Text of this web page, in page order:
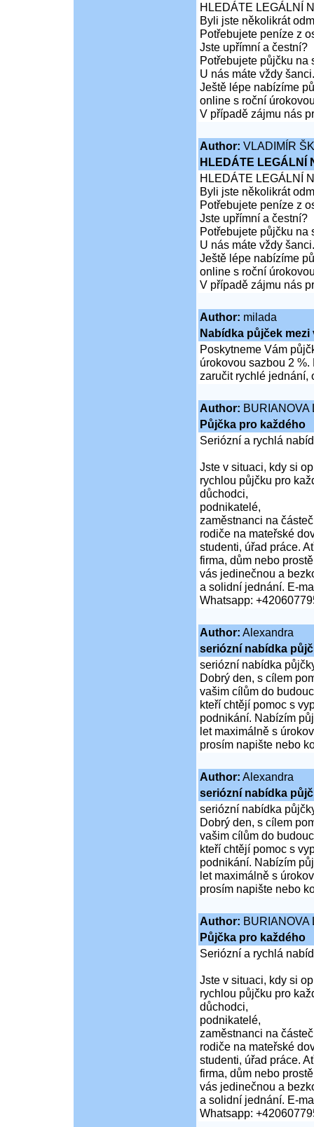
HLEDÁTE LEGÁLNÍ
Byli jste několikrát
Potřebujete peníze z
Jste upřímní a čestní?
Potřebujete půjčku na
U nás máte vždy šanci.
Ještě lépe nabízíme
online s roční
V případě zájmu nás
Author: VLADIMÍR
HLEDÁTE LEGÁLNÍ
HLEDÁTE LEGÁLNÍ
Byli jste několikrát
Potřebujete peníze z
Jste upřímní a čestní?
Potřebujete půjčku na
U nás máte vždy šanci.
Ještě lépe nabízíme
online s roční
V případě zájmu nás
Author: milada
Nabídka půjček mezi
Poskytneme Vám
úrokovou sazbou 2
zaručit rychlé jednání,
Author: BURIANOVA
Půjčka pro každého
Seriózní a rychlá
Jste v situaci, kdy si
rychlou půjčku pro
důchodci,
podnikatelé,
zaměstnanci na
rodiče na mateřské
studenti, úřad práce.
firma, dům nebo
vás jedinečnou a
a solidní jednání. E-
Whatsapp:
Author: Alexandra
seriózní nabídka
seriózní nabídka
Dobrý den, s cílem
vašim cílům do
kteří chtějí pomoc s
podnikání. Nabízím
let maximálně s
prosím napište nebo
Author: Alexandra
seriózní nabídka
seriózní nabídka
Dobrý den, s cílem
vašim cílům do
kteří chtějí pomoc s
podnikání. Nabízím
let maximálně s
prosím napište nebo
Author: BURIANOVA
Půjčka pro každého
Seriózní a rychlá
Jste v situaci, kdy si
rychlou půjčku pro
důchodci,
podnikatelé,
zaměstnanci na
rodiče na mateřské
studenti, úřad práce.
firma, dům nebo
vás jedinečnou a
a solidní jednání. E-
Whatsapp: